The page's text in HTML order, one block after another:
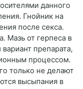
данного
Гнойник на
после секса.
Мазь от герпеса в
препарата,
процессом.
только не делают
высыпания в